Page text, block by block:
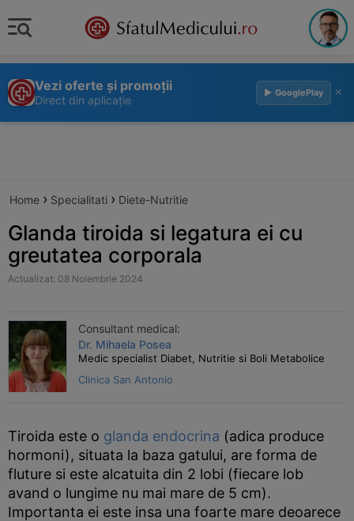
Vezi oferte și promoții
Direct din aplicație
▶ GooglePlay ×
Home › Specialitati › Diete-Nutritie
Glanda tiroida si legatura ei cu
greutatea corporala
Actualizat: 08 Noiembrie 2024
Consultant medical:
Dr. Mihaela Posea
Medic specialist Diabet, Nutritie si Boli Metabolice
Clinica San Antonio
Tiroida este o glanda endocrina (adica produce
hormoni), situata la baza gatului, are forma de
fluture si este alcatuita din 2 lobi (fiecare lob
avand o lungime nu mai mare de 5 cm).
Importanta ei este insa una foarte mare deoarece